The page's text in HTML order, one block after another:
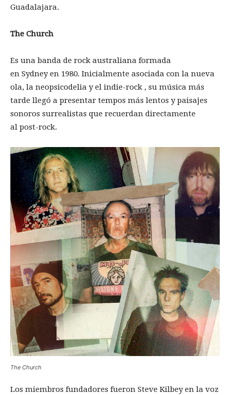
Guadalajara.
The Church
Es una banda de rock australiana formada
en Sydney en 1980. Inicialmente asociada con la nueva
ola, la neopsicodelia y el indie-rock , su música más
tarde llegó a presentar tempos más lentos y paisajes
sonoros surrealistas que recuerdan directamente
al post-rock.
The Church
Los miembros fundadores fueron Steve Kilbey en la voz